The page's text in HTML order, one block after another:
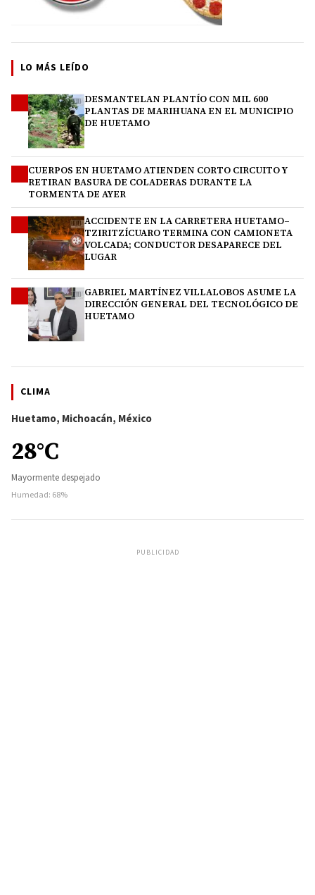
LO MÁS LEÍDO
DESMANTELAN PLANTÍO CON MIL 600
PLANTAS DE MARIHUANA EN EL MUNICIPIO
DE HUETAMO
CUERPOS EN HUETAMO ATIENDEN CORTO CIRCUITO Y
RETIRAN BASURA DE COLADERAS DURANTE LA
TORMENTA DE AYER
ACCIDENTE EN LA CARRETERA HUETAMO–
TZIRITZÍCUARO TERMINA CON CAMIONETA
VOLCADA; CONDUCTOR DESAPARECE DEL
LUGAR
GABRIEL MARTÍNEZ VILLALOBOS ASUME LA
DIRECCIÓN GENERAL DEL TECNOLÓGICO DE
HUETAMO
CLIMA
Huetamo, Michoacán, México
28°C
Mayormente despejado
Humedad: 68%
PUBLICIDAD